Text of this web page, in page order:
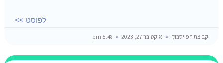
לפוסט >>
קבוצת הפייסבוק אוקטובר 27, 2023